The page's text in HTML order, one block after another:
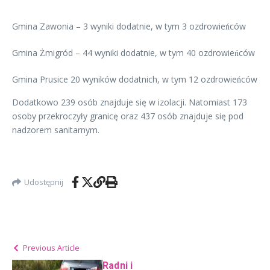
Gmina Zawonia – 3 wyniki dodatnie, w tym 3 ozdrowieńców
Gmina Żmigród – 44 wyniki dodatnie, w tym 40 ozdrowieńców
Gmina Prusice 20 wyników dodatnich, w tym 12 ozdrowieńców
Dodatkowo 239 osób znajduje się w izolacji. Natomiast 173
osoby przekroczyły granicę oraz 437 osób znajduje się pod
nadzorem sanitarnym.
Udostępnij
Previous Article
Radni i